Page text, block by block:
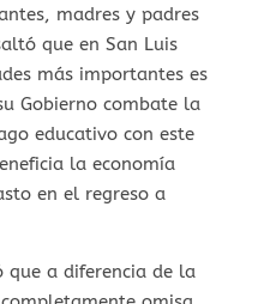
madres y padres
que en San Luis
más importantes es
Gobierno combate la
educativo con este
la economía
en el regreso a
que a diferencia de la